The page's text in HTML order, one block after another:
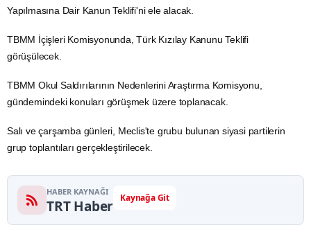
Yapılmasına Dair Kanun Teklifi'ni ele alacak.
TBMM İçişleri Komisyonunda, Türk Kızılay Kanunu Teklifi
görüşülecek.
TBMM Okul Saldırılarının NedenleriniAraştırma Komisyonu,
gündemindeki konuları görüşmek üzere toplanacak.
Salı ve çarşamba günleri, Meclis'te grubu bulunan siyasi partilerin
grup toplantıları gerçekleştirilecek.
HABER KAYNAĞI
TRT Haber Kaynağa Git